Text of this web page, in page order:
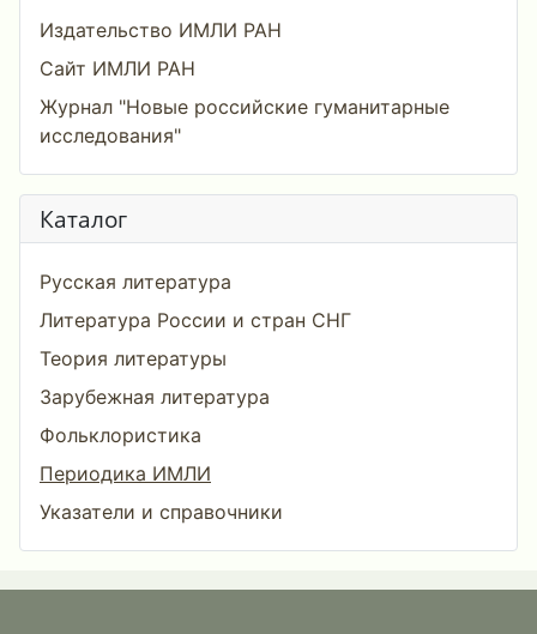
Издательство ИМЛИ РАН
Сайт ИМЛИ РАН
Журнал "Новые российские гуманитарные
исследования"
Каталог
Русская литература
Литература России и стран СНГ
Теория литературы
Зарубежная литература
Фольклористика
Периодика ИМЛИ
Указатели и справочники